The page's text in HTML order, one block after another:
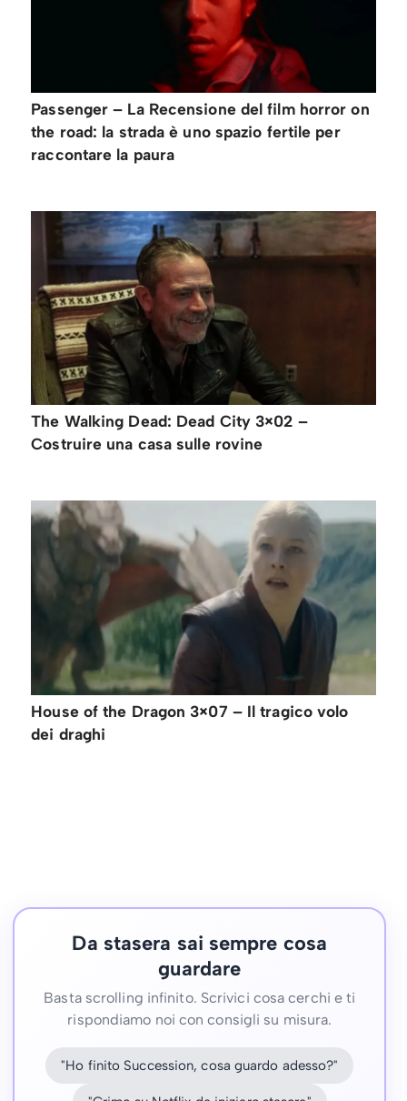
Passenger – La Recensione del film horror on
the road: la strada è uno spazio fertile per
raccontare la paura
The Walking Dead: Dead City 3×02 –
Costruire una casa sulle rovine
House of the Dragon 3×07 – Il tragico volo
dei draghi
Da stasera sai sempre cosa
guardare
Basta scrolling infinito. Scrivici cosa cerchi e ti
rispondiamo noi con consigli su misura.
"Ho finito Succession, cosa guardo adesso?"